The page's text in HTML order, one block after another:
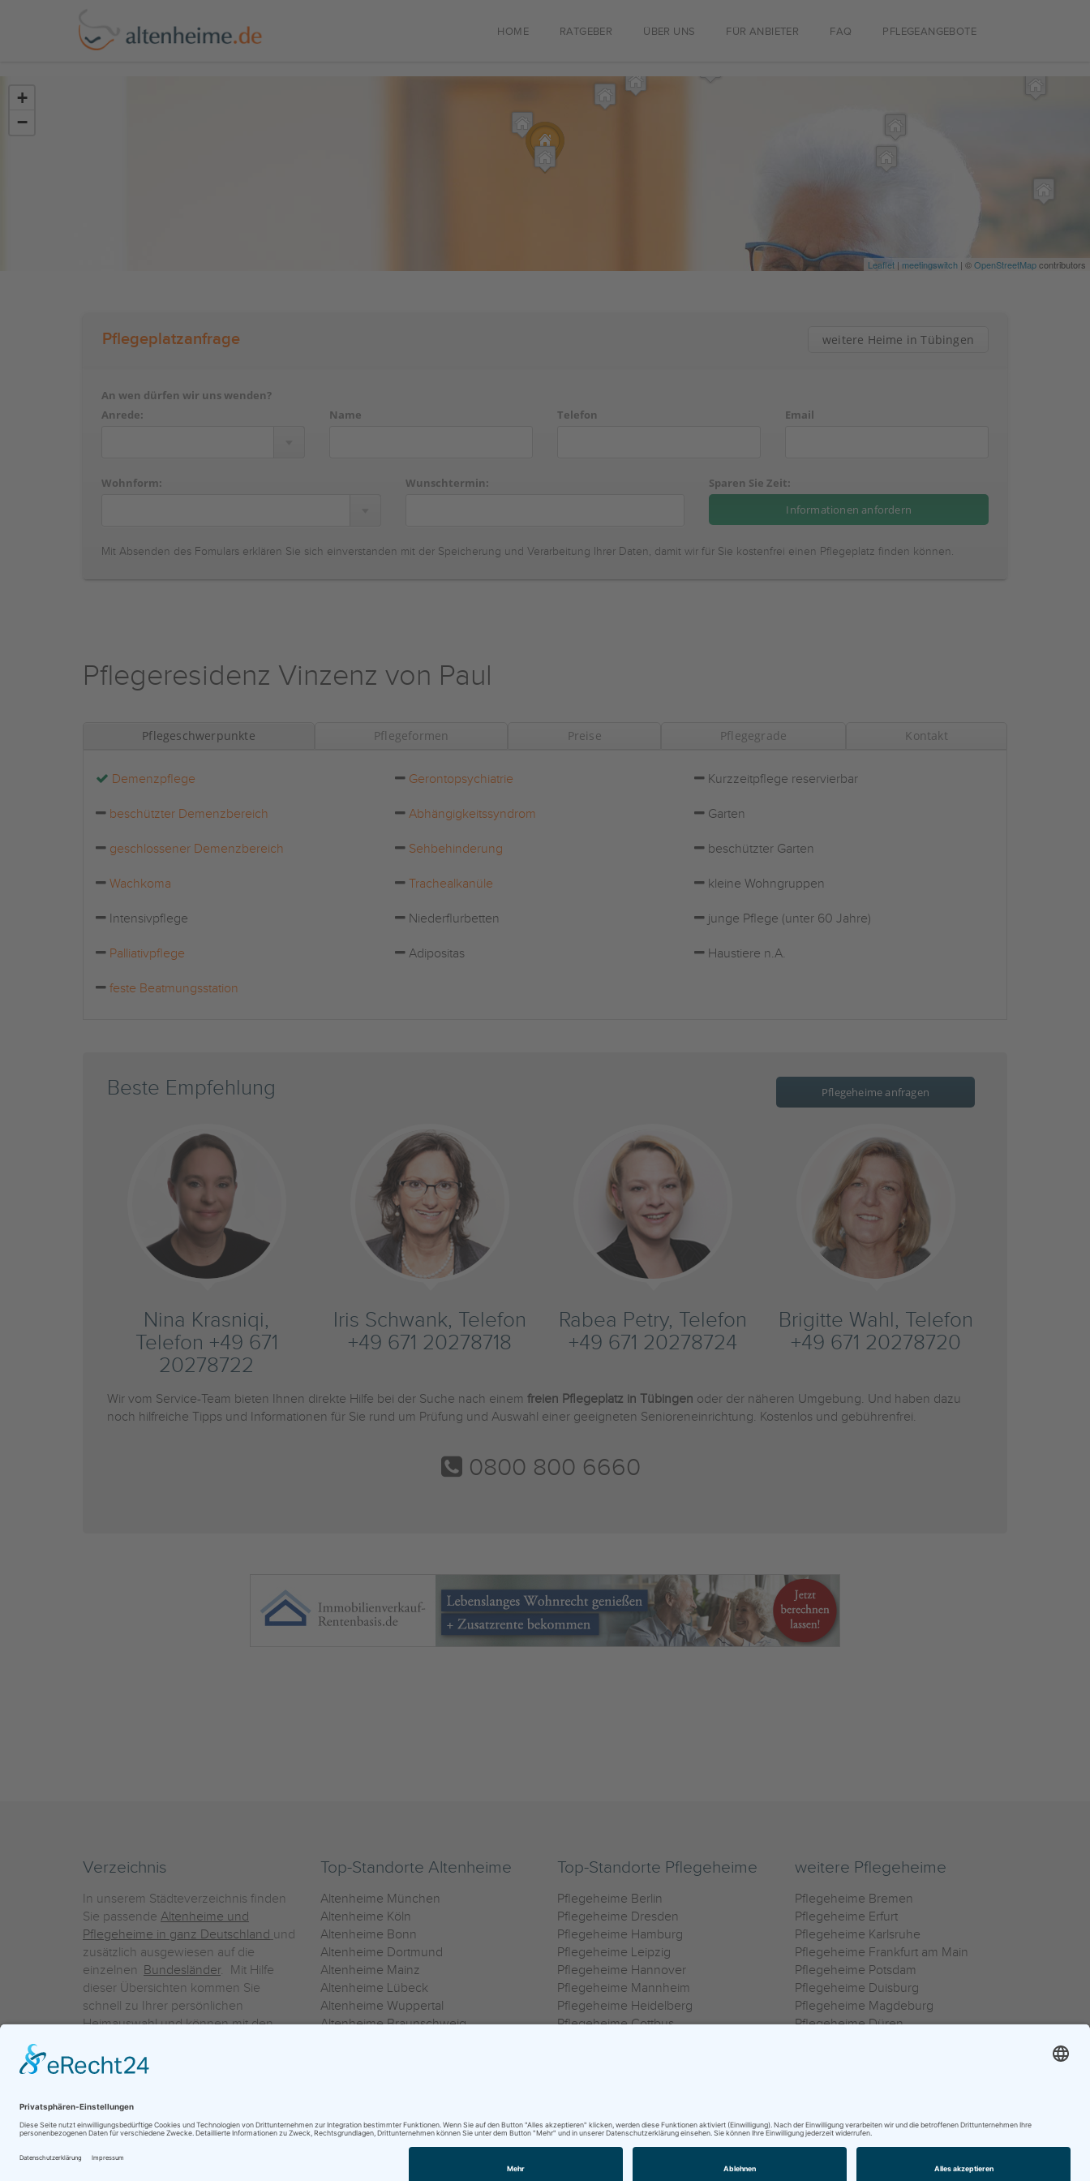
HOME RATGEBER ÜBER UNS FÜR ANBIETER FAQ PFLEGEANGEBOTE
+
−
Leaflet | meetingswitch | ©OpenStreetMapcontributors
Pflegeplatzanfrage weitere Heime in Tübingen
An wen dürfen wir uns wenden?
Anrede:
Name Telefon Email
Wohnform: Wunschtermin: Sparen Sie Zeit:
Mit Absenden des Fomulars erklären Sie sich einverstanden mit der Speicherung und Verarbeitung Ihrer Daten, damit wir für Sie kostenfrei einen Pflegeplatz finden können.
Pflegeresidenz Vinzenz von Paul
Pflegeschwerpunkte Pflegeformen Preise Pflegegrade Kontakt
Demenzpflege Gerontopsychiatrie Kurzzeitpflege reservierbar
beschützter Demenzbereich Abhängigkeitssyndrom Garten
geschlossener Demenzbereich Sehbehinderung beschützter Garten
Wachkoma Trachealkanüle kleine Wohngruppen
Intensivpflege Niederflurbetten junge Pflege (unter 60 Jahre)
Palliativpflege Adipositas Haustiere n.A.
feste Beatmungsstation
Beste Empfehlung Pflegeheime anfragen
Nina Krasniqi,
Telefon +49 671
20278722
Iris Schwank, Telefon
+49 671 20278718
Rabea Petry, Telefon
+49 671 20278724
Brigitte Wahl, Telefon
+49 671 20278720
Wir vom Service-Team bieten Ihnen direkte Hilfe bei der Suche nach einem freien Pflegeplatz in Tübingen oder der näheren Umgebung. Und haben dazu
noch hilfreiche Tipps und Informationen für Sie rund um Prüfung und Auswahl einer geeigneten Senioreneinrichtung. Kostenlos und gebührenfrei.
0800 800 6660
Verzeichnis
In unserem Städteverzeichnis finden
Sie passende Altenheime und
Pflegeheime in ganz Deutschland und
zusätzlich ausgewiesen auf die
einzelnen Bundesländer. Mit Hilfe
dieser Übersichten kommen Sie
schnell zu Ihrer persönlichen
Heimauswahl und können mit den
einzelnen Häuser Leistungsvergleiche
vornehmen.
Top-Standorte Altenheime
Altenheime München
Altenheime Köln
Altenheime Bonn
Altenheime Dortmund
Altenheime Mainz
Altenheime Lübeck
Altenheime Wuppertal
Altenheime Braunschweig
Top-Standorte Pflegeheime
Pflegeheime Berlin
Pflegeheime Dresden
Pflegeheime Hamburg
Pflegeheime Leipzig
Pflegeheime Hannover
Pflegeheime Mannheim
Pflegeheime Heidelberg
Pflegeheime Cottbus
weitere Pflegeheime
Pflegeheime Bremen
Pflegeheime Erfurt
Pflegeheime Karlsruhe
Pflegeheime Frankfurt am Main
Pflegeheime Potsdam
Pflegeheime Duisburg
Pflegeheime Magdeburg
Pflegeheime Düren
0800 800 666 0